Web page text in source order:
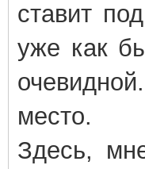
ставит
уже как
место.
Здесь,